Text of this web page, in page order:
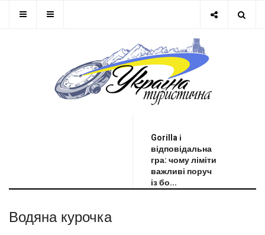
Gorilla і
відповідальна
гра: чому ліміти
важливі поруч
із бо...
Водяна курочка